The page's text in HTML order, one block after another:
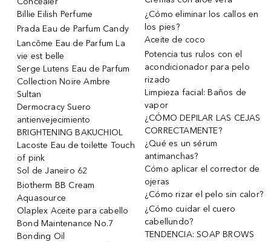
Billie Eilish Perfume
Prada Eau de Parfum Candy
Lancôme Eau de Parfum La
vie est belle
Serge Lutens Eau de Parfum
Collection Noire Ambre
Sultan
Dermocracy Suero
antienvejecimiento
BRIGHTENING BAKUCHIOL
Lacoste Eau de toilette Touch
of pink
Sol de Janeiro 62
Biotherm BB Cream
Aquasource
Olaplex Aceite para cabello
Bond Maintenance No.7
Bonding Oil
¿Cómo eliminar los callos en
los pies?
Aceite de coco
Potencia tus rulos con el
acondicionador para pelo
rizado
Limpieza facial: Baños de
vapor
¿CÓMO DEPILAR LAS CEJAS
CORRECTAMENTE?
¿Qué es un sérum
antimanchas?
Cómo aplicar el corrector de
ojeras
¿Cómo rizar el pelo sin calor?
¿Cómo cuidar el cuero
cabellundo?
TENDENCIA: SOAP BROWS